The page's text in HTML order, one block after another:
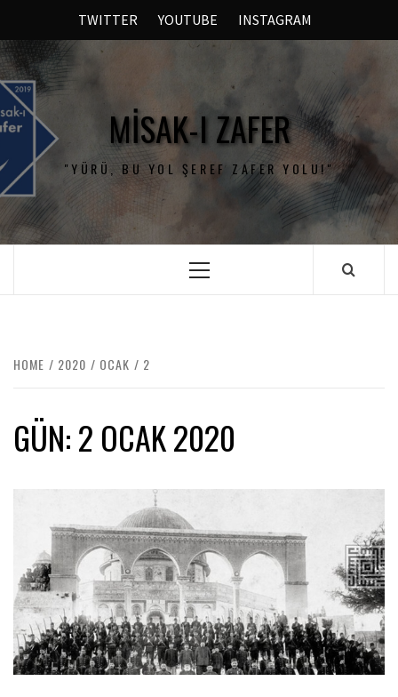
TWITTER YOUTUBE INSTAGRAM
MISAK-I ZAFER
"YÜRÜ, BU YOL ŞEREF ZAFER YOLU!"
HOME 2020 OCAK 2
GÜN:2 OCAK 2020